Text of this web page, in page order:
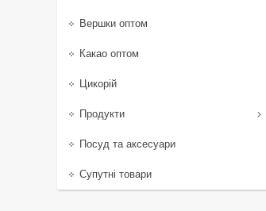
Вершки оптом
Какао оптом
Цикорій
Продукти
Посуд та аксесуари
Супутні товари